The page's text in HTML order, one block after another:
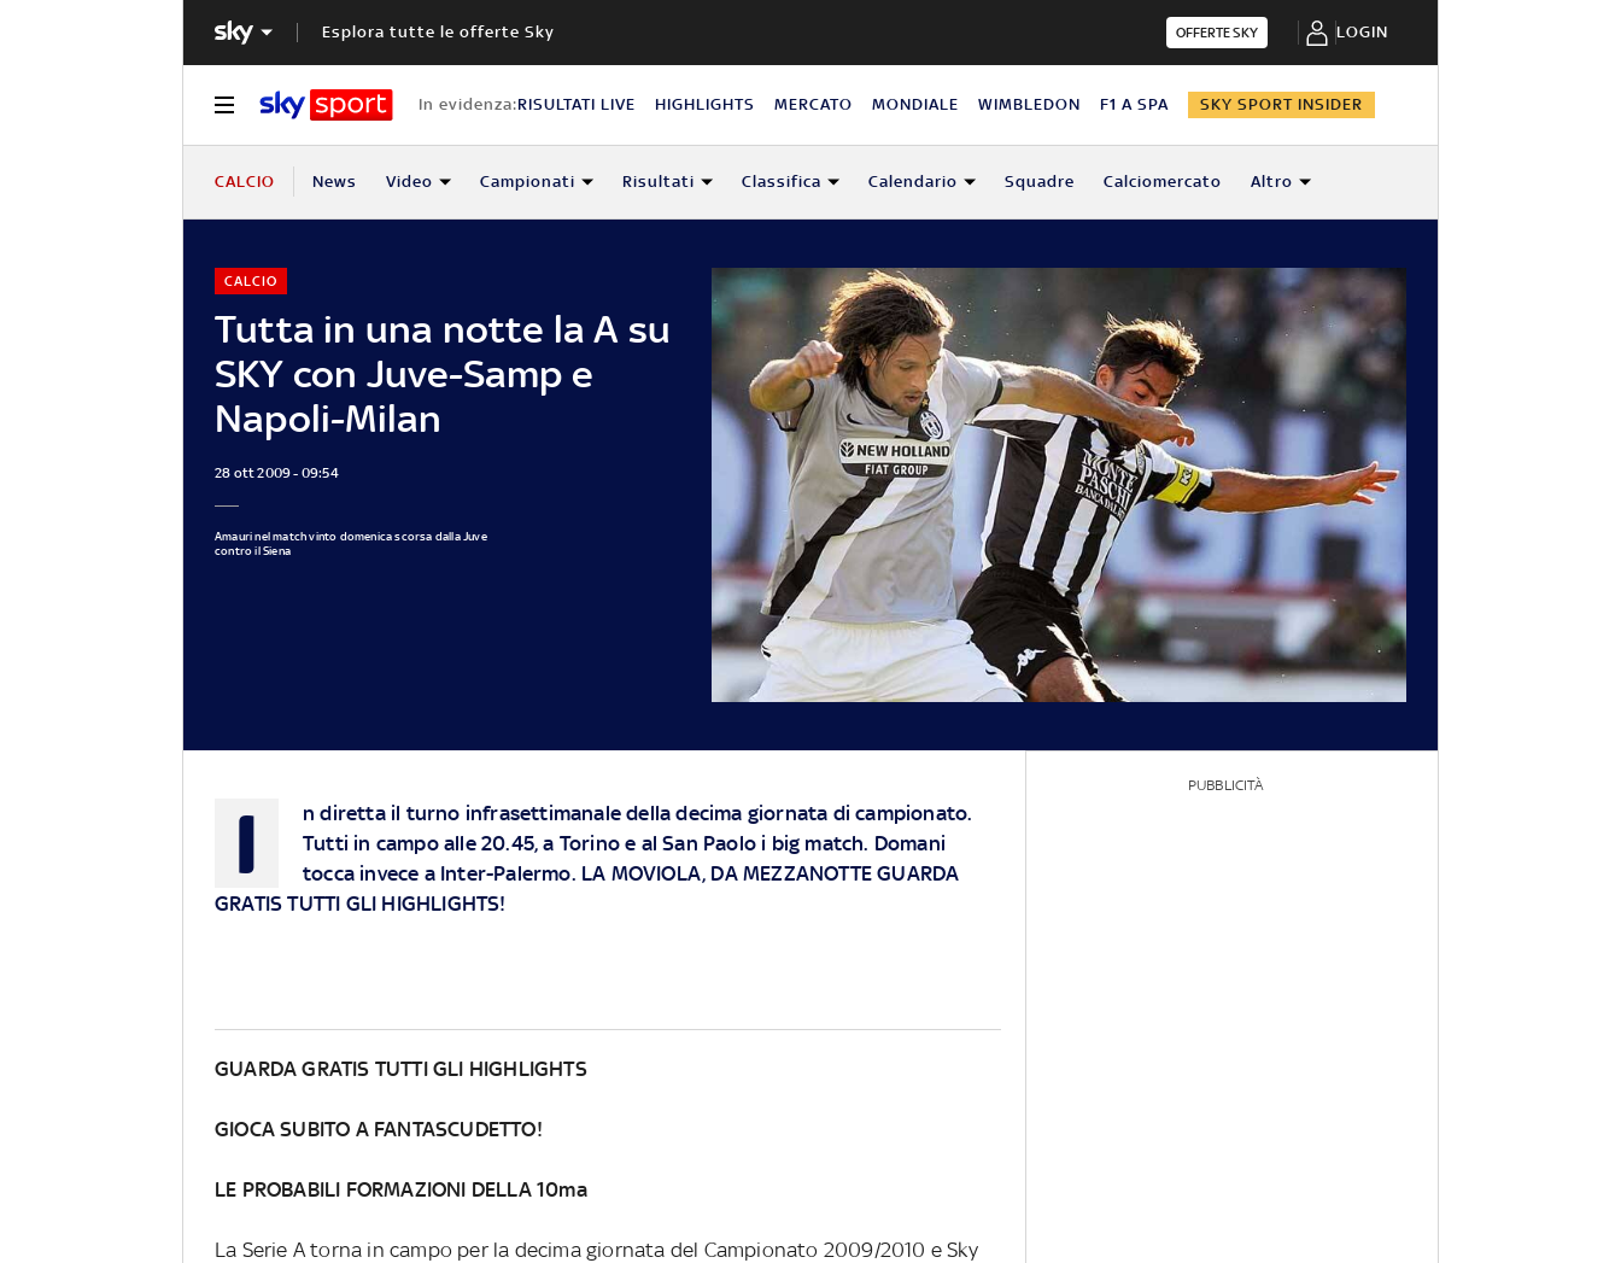
Esplora tutte le offerte Sky OFFERTE SKY LOGIN
In evidenza:RISULTATI LIVE HIGHLIGHTS MERCATO MONDIALE WIMBLEDON F1 A SPA SKY SPORT INSIDER
CALCIO News Video Campionati Risultati Classifica Calendario Squadre Calciomercato Altro
Tutta in una notte la A su
SKY con Juve-Samp e
Napoli-Milan
CALCIO
28 ott 2009 - 09:54
Amauri nel match vinto domenica scorsa dalla Juve
contro il Siena
I
n diretta il turno infrasettimanale della decima giornata di campionato.
Tutti in campo alle 20.45, a Torino e al San Paolo i big match. Domani
tocca invece a Inter-Palermo. LA MOVIOLA, DA MEZZANOTTE GUARDA
GRATIS TUTTI GLI HIGHLIGHTS!
GUARDA GRATIS TUTTI GLI HIGHLIGHTS
GIOCA SUBITO A FANTASCUDETTO!
LE PROBABILI FORMAZIONI DELLA 10ma
La Serie A torna in campo per la decima giornata del Campionato 2009/2010 e Sky
PUBBLICITÀ